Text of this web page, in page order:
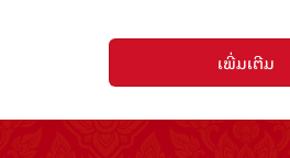
ເພີ່ມເຕີມ